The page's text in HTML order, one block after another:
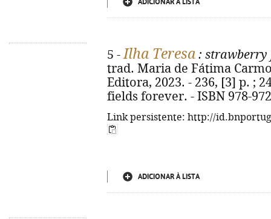
ADICIONAR À LISTA
5 -Ilha Teresa : strawberry
trad. Maria de Fátima
Editora, 2023. - 236, [3] p. ;
fields forever. - ISBN 978-
Link persistente: http://
ADICIONAR À LISTA